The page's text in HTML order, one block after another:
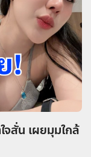
จสั่น เผยมุมใกล้